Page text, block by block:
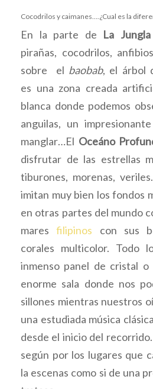
Cocodrilos y caimanes….¿Cual es la
En la parte de La Jungla
pirañas, cocodrilos,
sobre el baobab, el árbol
es una zona creada
blanca donde podemos
anguilas, un
manglar…El Oceáno
disfrutar de las estrellas
tiburones, morenas,
imitan muy bien los fondos
en otras partes del mundo
maresfilipinos con sus
corales multicolor. Todo
inmenso panel de cristal
enorme sala donde nos
sillones mientras nuestros
una estudiada música
desde el inicio del
según por los lugares que
la escenas como si de una